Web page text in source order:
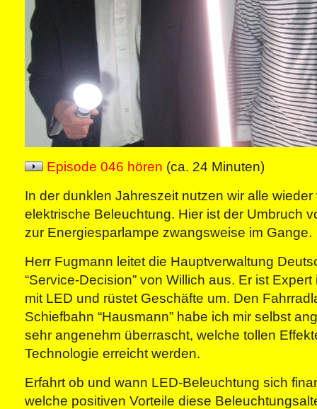
Episode 046 hören (ca. 24 Minuten)
In der dunklen Jahreszeit nutzen wir alle wieder
elektrische Beleuchtung. Hier ist der Umbruch
zur Energiesparlampe zwangsweise im Gange.
Herr Fugmann leitet die Hauptverwaltung
“Service-Decision” von Willich aus. Er ist
mit LED und rüstet Geschäfte um. Den
Schiefbahn “Hausmann” habe ich mir selbst
sehr angenehm überrascht, welche tollen
Technologie erreicht werden.
Erfahrt ob und wann LED-Beleuchtung sich
welche positiven Vorteile diese